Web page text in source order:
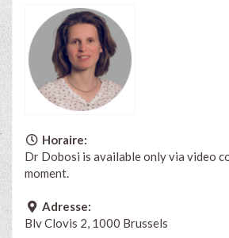
Horaire:
Dr Dobosi is available only via video
moment.
Adresse:
Blv Clovis 2, 1000 Brussels